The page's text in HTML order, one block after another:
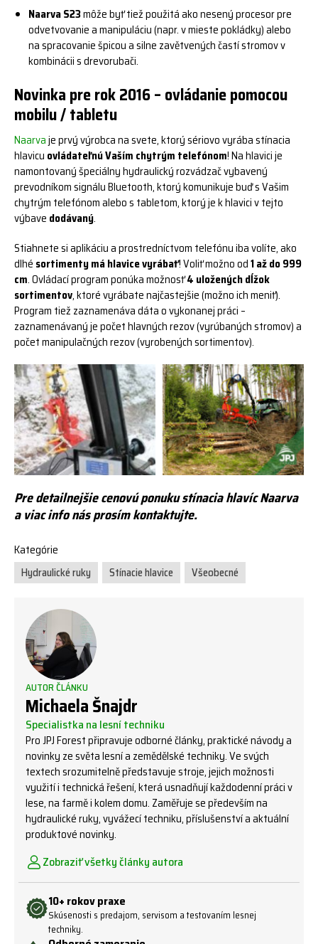
Naarva S23môže byť tiež použitá ako nesený procesor pre
odvetvovanie a manipuláciu (napr. v mieste pokládky) alebo
na spracovanie špicou a silne zavětvených častí stromov v
kombinácii s drevorubači.
Novinka pre rok 2016 – ovládanie pomocou
mobilu / tabletu
Naarvaje prvý výrobca na svete, ktorý sériovo vyrába stínacia
hlavicu ovládateľnú Vaším chytrým telefónom! Na hlavici je
namontovaný špeciálny hydraulický rozvádzač vybavený
prevodníkom signálu Bluetooth, ktorý komunikuje buď s Vašim
chytrým telefónom alebo s tabletom, ktorý je k hlavici v tejto
výbave dodávaný.
Stiahnete si aplikáciu a prostredníctvom telefónu iba volíte, ako
dlhé sortimenty má hlavice vyrábať! Voliť možno od1 až do 999
cm. Ovládací program ponúka možnosť4 uložených dĺžok
sortimentov, ktoré vyrábate najčastejšie (možno ich meniť).
Program tiež zaznamenáva dáta o vykonanej práci –
zaznamenávaný je počet hlavných rezov (vyrúbaných stromov) a
počet manipulačných rezov (vyrobených sortimentov).
Pre detailnejšie cenovú ponuku stínacia hlavíc Naarva
a viac info nás prosím kontaktujte.
Kategórie
Hydraulické ruky
Stínacie hlavice Všeobecné
AUTOR ČLÁNKU
Michaela Šnajdr
Specialistka na lesní techniku
Pro JPJ Forest připravuje odborné články, praktické návody a
novinky ze světa lesní a zemědělské techniky. Ve svých
textech srozumitelně představuje stroje, jejich možnosti
využití i technická řešení, která usnadňují každodenní práci v
lese, na farmě i kolem domu. Zaměřuje se především na
hydraulické ruky, vyvážecí techniku, příslušenství a aktuální
produktové novinky.
Zobraziť všetky články autora
10+ rokov praxe
Skúsenosti s predajom, servisom a testovaním lesnej
techniky.